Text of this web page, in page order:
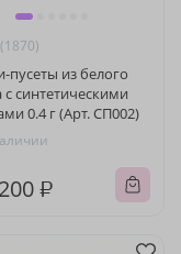
(1870)
пусеты из белого
с синтетическими
0.4 г (Арт. СП002)
₽